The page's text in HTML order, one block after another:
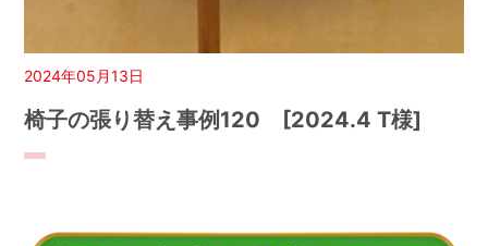
2024年05月13日
椅子の張り替え事例120 [2024.4 T様]